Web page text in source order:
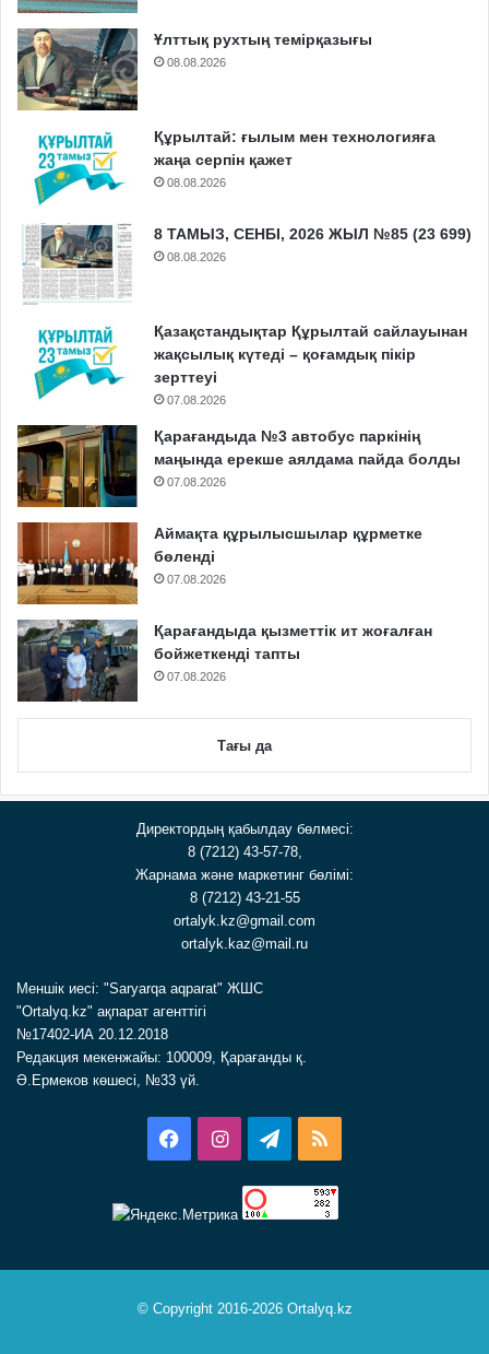
Ұлттық рухтың темірқазығы
08.08.2026
Құрылтай: ғылым мен технологияға
жаңа серпін қажет
08.08.2026
8 ТАМЫЗ, СЕНБІ, 2026 ЖЫЛ №85 (23 699)
08.08.2026
Қазақстандықтар Құрылтай сайлауынан
жақсылық күтеді – қоғамдық пікір
зерттеуі
07.08.2026
Қарағандыда №3 автобус паркінің
маңында ерекше аялдама пайда болды
07.08.2026
Аймақта құрылысшылар құрметке
бөленді
07.08.2026
Қарағандыда қызметтік ит жоғалған
бойжеткенді тапты
07.08.2026
Тағы да
Директордың қабылдау бөлмесі:
8 (7212) 43-57-78,
Жарнама және маркетинг бөлімі:
8 (7212) 43-21-55
ortalyk.kz@gmail.com
ortalyk.kaz@mail.ru
Меншік иесі: "Saryarqa aqparat" ЖШС
"Ortalyq.kz" ақпарат агенттігі
№17402-ИА 20.12.2018
Редакция мекенжайы: 100009, Қарағанды қ.
Ә.Ермеков көшесі, №33 үй.
FacebookInstagramTelegram
© Copyright 2016-2026 Ortalyq.kz